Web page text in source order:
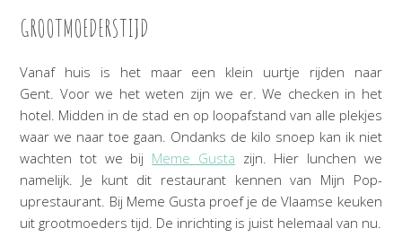
GROOTMOEDERSTIJD
Vanaf huis is het maar een klein uurtje rijden naar
Gent. Voor we het weten zijn we er. We checken in het
hotel. Midden in de stad en op loopafstand van alle plekjes
waar we naar toe gaan. Ondanks de kilo snoep kan ik niet
wachten tot we bij Meme Gusta zijn. Hier lunchen we
namelijk. Je kunt dit restaurant kennen van Mijn Pop-
uprestaurant. Bij Meme Gusta proef je de Vlaamse keuken
uit grootmoeders tijd. De inrichting is juist helemaal van nu.